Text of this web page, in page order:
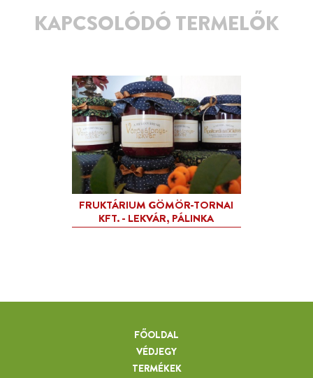
KAPCSOLÓDÓ TERMELŐK
FŐOLDAL
VÉDJEGY
TERMÉKEK